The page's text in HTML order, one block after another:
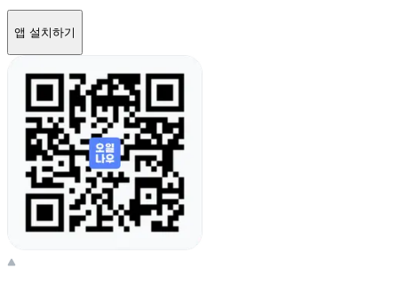
앱 설치하기